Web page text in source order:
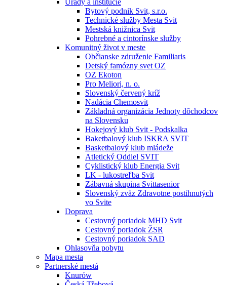
Úrady a inštitúcie
Bytový podnik Svit, s.r.o.
Technické služby Mesta Svit
Mestská knižnica Svit
Pohrebné a cintorínske služby
Komunitný život v meste
Občianske združenie Familiaris
Detský famózny svet OZ
OZ Ekoton
Pro Meliori, n. o.
Slovenský červený kríž
Nadácia Chemosvit
Základná organizácia Jednoty dôchodcov
na Slovensku
Hokejový klub Svit - Podskalka
Baketbalový klub ISKRA SVIT
Basketbalový klub mládeže
Atletický Oddiel SVIT
Cyklistický klub Energia Svit
LK - lukostreľba Svit
Zábavná skupina Svittasenior
Slovenský zväz Zdravotne postihnutých
vo Svite
Doprava
Cestovný poriadok MHD Svit
Cestovný poriadok ŽSR
Cestovný poriadok SAD
Ohlasovňa pobytu
Mapa mesta
Partnerské mestá
Knurów